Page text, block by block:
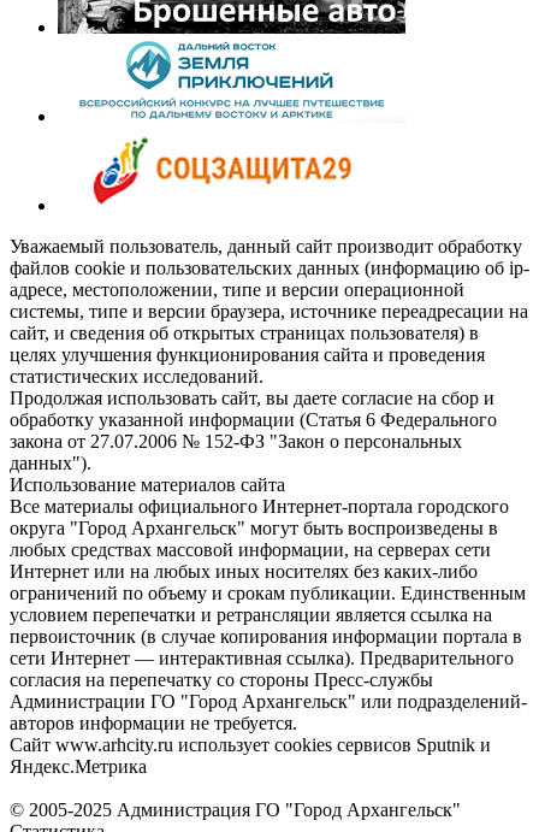
Уважаемый пользователь, данный сайт производит обработку
файлов cookie и пользовательских данных (информацию об ip-
адресе, местоположении, типе и версии операционной
системы, типе и версии браузера, источнике переадресации на
сайт, и сведения об открытых страницах пользователя) в
целях улучшения функционирования сайта и проведения
статистических исследований.
Продолжая использовать сайт, вы даете согласие на сбор и
обработку указанной информации (Статья 6 Федерального
закона от 27.07.2006 № 152-ФЗ "Закон о персональных
данных").
Использование материалов сайта
Все материалы официального Интернет-портала городского
округа "Город Архангельск" могут быть воспроизведены в
любых средствах массовой информации, на серверах сети
Интернет или на любых иных носителях без каких-либо
ограничений по объему и срокам публикации. Единственным
условием перепечатки и ретрансляции является ссылка на
первоисточник (в случае копирования информации портала в
сети Интернет — интерактивная ссылка). Предварительного
согласия на перепечатку со стороны Пресс-службы
Администрации ГО "Город Архангельск" или подразделений-
авторов информации не требуется.
Сайт www.arhcity.ru использует cookies сервисов Sputnik и
Яндекс.Метрика
© 2005-2025 Администрация ГО "Город Архангельск"